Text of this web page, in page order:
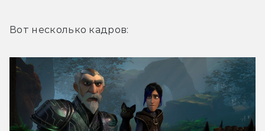
Вот несколько кадров: